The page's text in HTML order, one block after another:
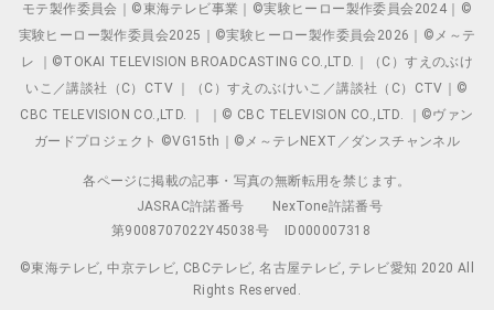
モテ製作委員会｜©東海テレビ事業｜©実験ヒーロー製作委員会2024｜©
実験ヒーロー製作委員会2025｜©実験ヒーロー製作委員会2026｜©メ～テ
レ ｜©TOKAI TELEVISION BROADCASTING CO.,LTD.｜（C）すえのぶけ
いこ／講談社（C）CTV ｜（C）すえのぶけいこ／講談社（C）CTV｜©
CBC TELEVISION CO.,LTD. ｜ ｜© CBC TELEVISION CO.,LTD. ｜©ヴァン
ガードプロジェクト ©VG15th｜©メ～テレNEXT／ダンスチャンネル
各ページに掲載の記事・写真の無断転用を禁じます。
JASRAC許諾番号
NexTone許諾番号
第9008707022Y45038号
ID000007318
©東海テレビ, 中京テレビ, CBCテレビ, 名古屋テレビ, テレビ愛知 2020 All
Rights Reserved.